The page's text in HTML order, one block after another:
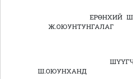
ЕРӨНХИЙ
Ж.ОЮУНТУНГАЛАГ
Ш.ОЮУНХАНД